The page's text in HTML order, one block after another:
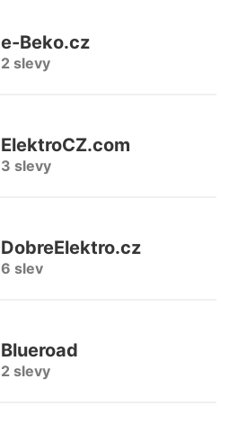
e-Beko.cz
2 slevy
ElektroCZ.com
3 slevy
DobreElektro.cz
6 slev
Blueroad
2 slevy